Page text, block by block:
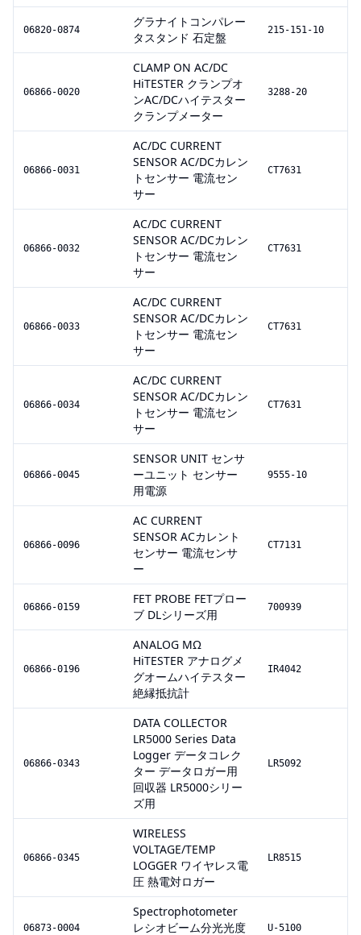
06820-0874
グラナイトコンパレー
タスタンド 石定盤
215-151-10
06866-0020
CLAMP ON AC/DC
HiTESTER クランプオ
ンAC/DCハイテスター
クランプメーター
3288-20
06866-0031
AC/DC CURRENT
SENSOR AC/DCカレン
トセンサー 電流セン
サー
CT7631
06866-0032
AC/DC CURRENT
SENSOR AC/DCカレン
トセンサー 電流セン
サー
CT7631
06866-0033
AC/DC CURRENT
SENSOR AC/DCカレン
トセンサー 電流セン
サー
CT7631
06866-0034
AC/DC CURRENT
SENSOR AC/DCカレン
トセンサー 電流セン
サー
CT7631
06866-0045
SENSOR UNIT センサ
ーユニット センサー
用電源
9555-10
06866-0096
AC CURRENT
SENSOR ACカレント
センサー 電流センサ
ー
CT7131
06866-0159
FET PROBE FETプロー
ブ DLシリーズ用
700939
06866-0196
ANALOG MΩ
HiTESTER アナログメ
グオームハイテスター
絶縁抵抗計
IR4042
06866-0343
DATA COLLECTOR
LR5000 Series Data
Logger データコレク
ター データロガー用
回収器 LR5000シリー
ズ用
LR5092
06866-0345
WIRELESS
VOLTAGE/TEMP
LOGGER ワイヤレス電
圧 熱電対ロガー
LR8515
06873-0004
Spectrophotometer
レシオビーム分光光度
U-5100